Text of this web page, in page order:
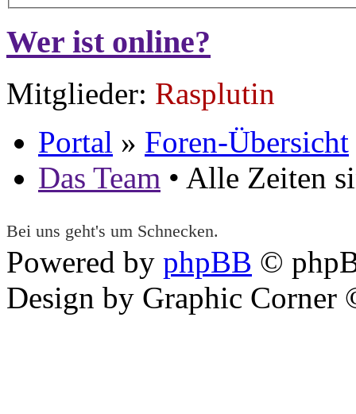
Wer ist online?
Mitglieder: Rasplutin
Portal » Foren-Übersicht
Das Team • Alle Zeiten
Bei uns geht's um Schnecken.
Powered by phpBB ©
Design by Graphic Corner